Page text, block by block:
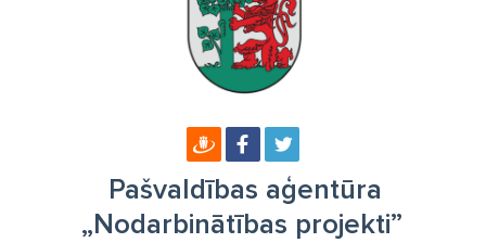
Pašvaldības aģentūra
„Nodarbinātības projekti”